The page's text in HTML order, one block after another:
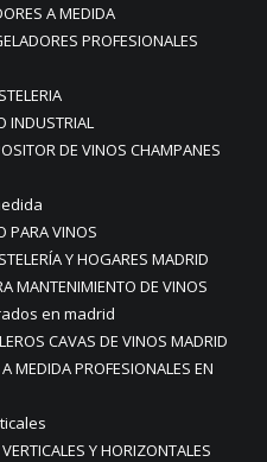
A MEDIDA
PROFESIONALES
INDUSTRIAL
DE VINOS CHAMPANES
PARA VINOS
Y HOGARES MADRID
MANTENIMIENTO DE VINOS
en madrid
CAVAS DE VINOS MADRID
MEDIDA PROFESIONALES EN
Y HORIZONTALES